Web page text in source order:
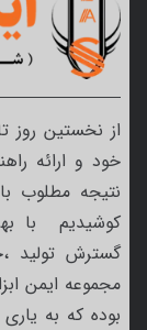
از نخستین روز
خود و ارائه
نتیجه مطلوب
کوشیدیم با
گسترش تولید
مجموعه ایمن
بوده که به